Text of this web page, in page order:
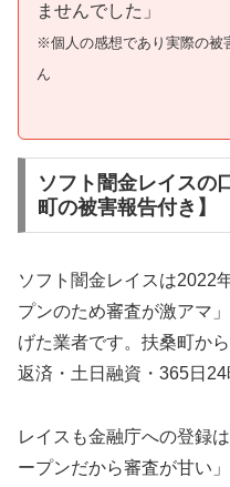
ませんでした」
※個人の感想であり実際の被
ん
ソフト闇金レイスの
町の被害報告付き】
ソフト闇金レイスは2022
プンのため審査が激アマ
げた業者です。扶桑町か
返済・土日融資・365日24
レイスも金融庁への登録
ープンだから審査が甘い